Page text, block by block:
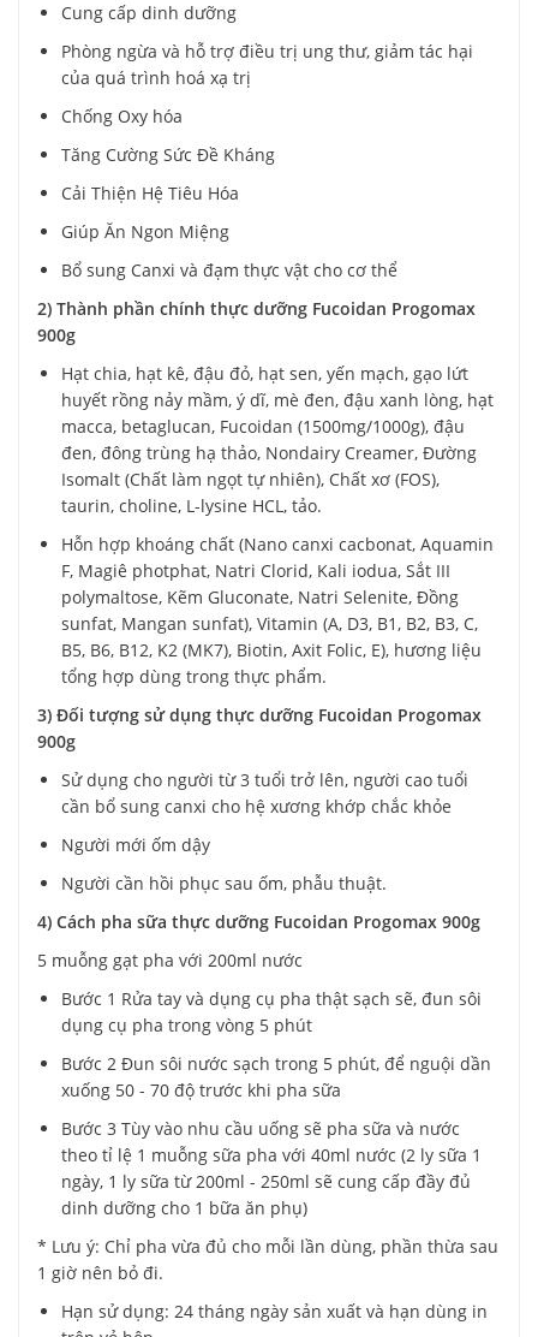
Cung cấp dinh dưỡng
Phòng ngừa và hỗ trợ điều trị ung thư, giảm tác hại
của quá trình hoá xạ trị
Chống Oxy hóa
Tăng Cường Sức Đề Kháng
Cải Thiện Hệ Tiêu Hóa
Giúp Ăn Ngon Miệng
Bổ sung Canxi và đạm thực vật cho cơ thể
2) Thành phần chính thực dưỡng Fucoidan Progomax
900g
Hạt chia, hạt kê, đậu đỏ, hạt sen, yến mạch, gạo lứt
huyết rồng nảy mầm, ý dĩ, mè đen, đậu xanh lòng, hạt
macca, betaglucan, Fucoidan (1500mg/1000g), đậu
đen, đông trùng hạ thảo, Nondairy Creamer, Đường
Isomalt (Chất làm ngọt tự nhiên), Chất xơ (FOS),
taurin, choline, L-lysine HCL, tảo.
Hỗn hợp khoáng chất (Nano canxi cacbonat, Aquamin
F, Magiê photphat, Natri Clorid, Kali iodua, Sắt III
polymaltose, Kẽm Gluconate, Natri Selenite, Đồng
sunfat, Mangan sunfat), Vitamin (A, D3, B1, B2, B3, C,
B5, B6, B12, K2 (MK7), Biotin, Axit Folic, E), hương liệu
tổng hợp dùng trong thực phẩm.
3) Đối tượng sử dụng thực dưỡng Fucoidan Progomax
900g
Sử dụng cho người từ 3 tuổi trở lên, người cao tuổi
cần bổ sung canxi cho hệ xương khớp chắc khỏe
Người mới ốm dậy
Người cần hồi phục sau ốm, phẫu thuật.
4) Cách pha sữa thực dưỡng Fucoidan Progomax 900g
5 muỗng gạt pha với 200ml nước
Bước 1 Rửa tay và dụng cụ pha thật sạch sẽ, đun sôi
dụng cụ pha trong vòng 5 phút
Bước 2 Đun sôi nước sạch trong 5 phút, để nguội dần
xuống 50 - 70 độ trước khi pha sữa
Bước 3 Tùy vào nhu cầu uống sẽ pha sữa và nước
theo tỉ lệ 1 muỗng sữa pha với 40ml nước (2 ly sữa 1
ngày, 1 ly sữa từ 200ml - 250ml sẽ cung cấp đầy đủ
dinh dưỡng cho 1 bữa ăn phụ)
* Lưu ý: Chỉ pha vừa đủ cho mỗi lần dùng, phần thừa sau
1 giờ nên bỏ đi.
Hạn sử dụng: 24 tháng ngày sản xuất và hạn dùng in